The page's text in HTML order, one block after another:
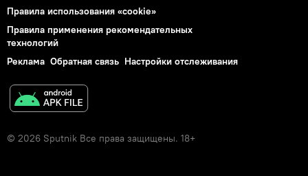
Правила использования «cookie»
Правила применения рекомендательных
технологий
Реклама Обратная связь Настройки отслеживания
© 2026 Sputnik Все права защищены. 18+